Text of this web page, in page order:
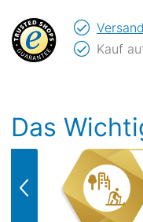
Kauf
Das